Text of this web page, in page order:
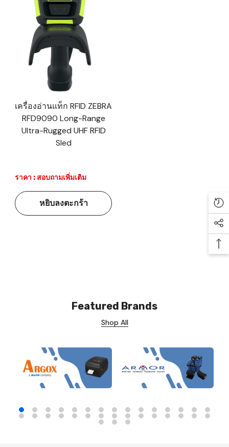
เครื่องอ่านแท็ก RFID ZEBRA
RFD9090 Long-Range
Ultra-Rugged UHF RFID
Sled
ราคา : สอบถามเพิ่มเติม
หยิบลงตะกร้า
Featured Brands
Shop All